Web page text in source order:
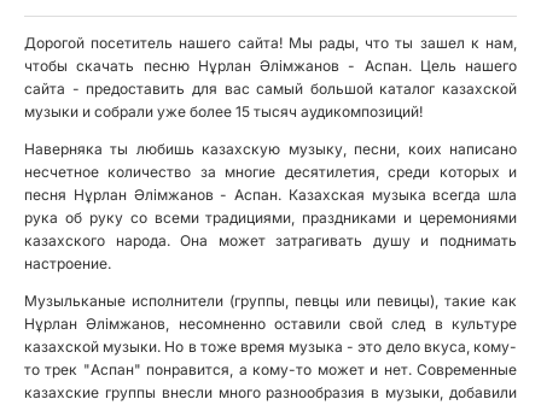
Дорогой посетитель нашего сайта! Мы рады, что ты зашел к нам,
чтобы скачать песню Нұрлан Әлiмжанов - Аспан. Цель нашего
сайта - предоставить для вас самый большой каталог казахской
музыки и собрали уже более 15 тысяч аудикомпозиций!
Наверняка ты любишь казахскую музыку, песни, коих написано
несчетное количество за многие десятилетия, среди которых и
песня Нұрлан Әлiмжанов - Аспан. Казахская музыка всегда шла
рука об руку со всеми традициями, праздниками и церемониями
казахского народа. Она может затрагивать душу и поднимать
настроение.
Музыльканые исполнители (группы, певцы или певицы), такие как
Нұрлан Әлiмжанов, несомненно оставили свой след в культуре
казахской музыки. Но в тоже время музыка - это дело вкуса, кому-
то трек "Аспан" понравится, а кому-то может и нет. Современные
казахские группы внесли много разнообразия в музыки, добавили